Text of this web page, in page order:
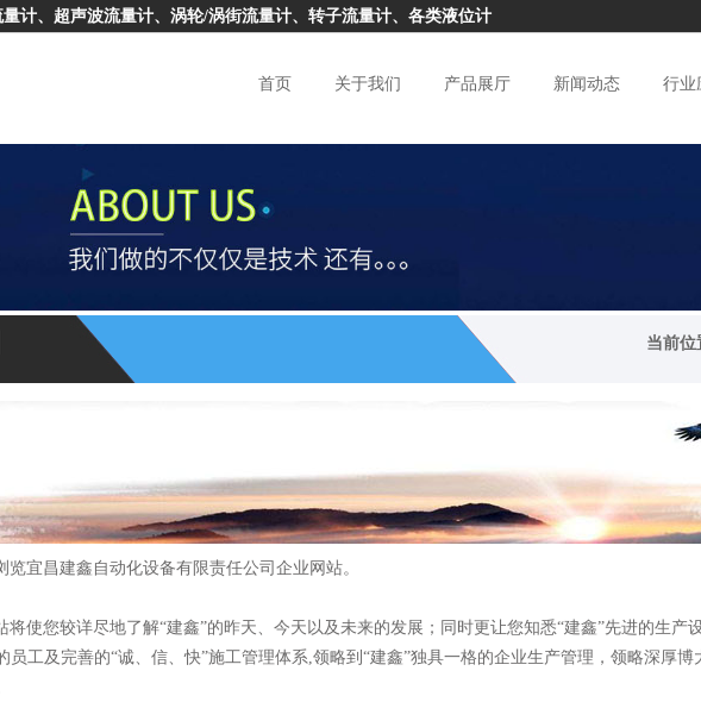
计、超声波流量计、涡轮/涡街流量计、转子流量计、各类液位计
首页 关于我们 产品展厅 新闻动态 行业
当前位
览宜昌建鑫自动化设备有限责任公司企业网站。
将使您较详尽地了解“建鑫”的昨天、今天以及未来的发展；同时更让您知悉“建鑫”先进的生产
员工及完善的“诚、信、快”施工管理体系,领略到“建鑫”独具一格的企业生产管理，领略深厚博